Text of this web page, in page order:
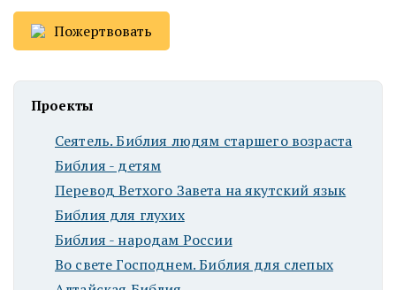
Пожертвовать
Проекты
Сеятель. Библия людям старшего возраста
Библия - детям
Перевод Ветхого Завета на якутский язык
Библия для глухих
Библия - народам России
Во свете Господнем. Библия для слепых